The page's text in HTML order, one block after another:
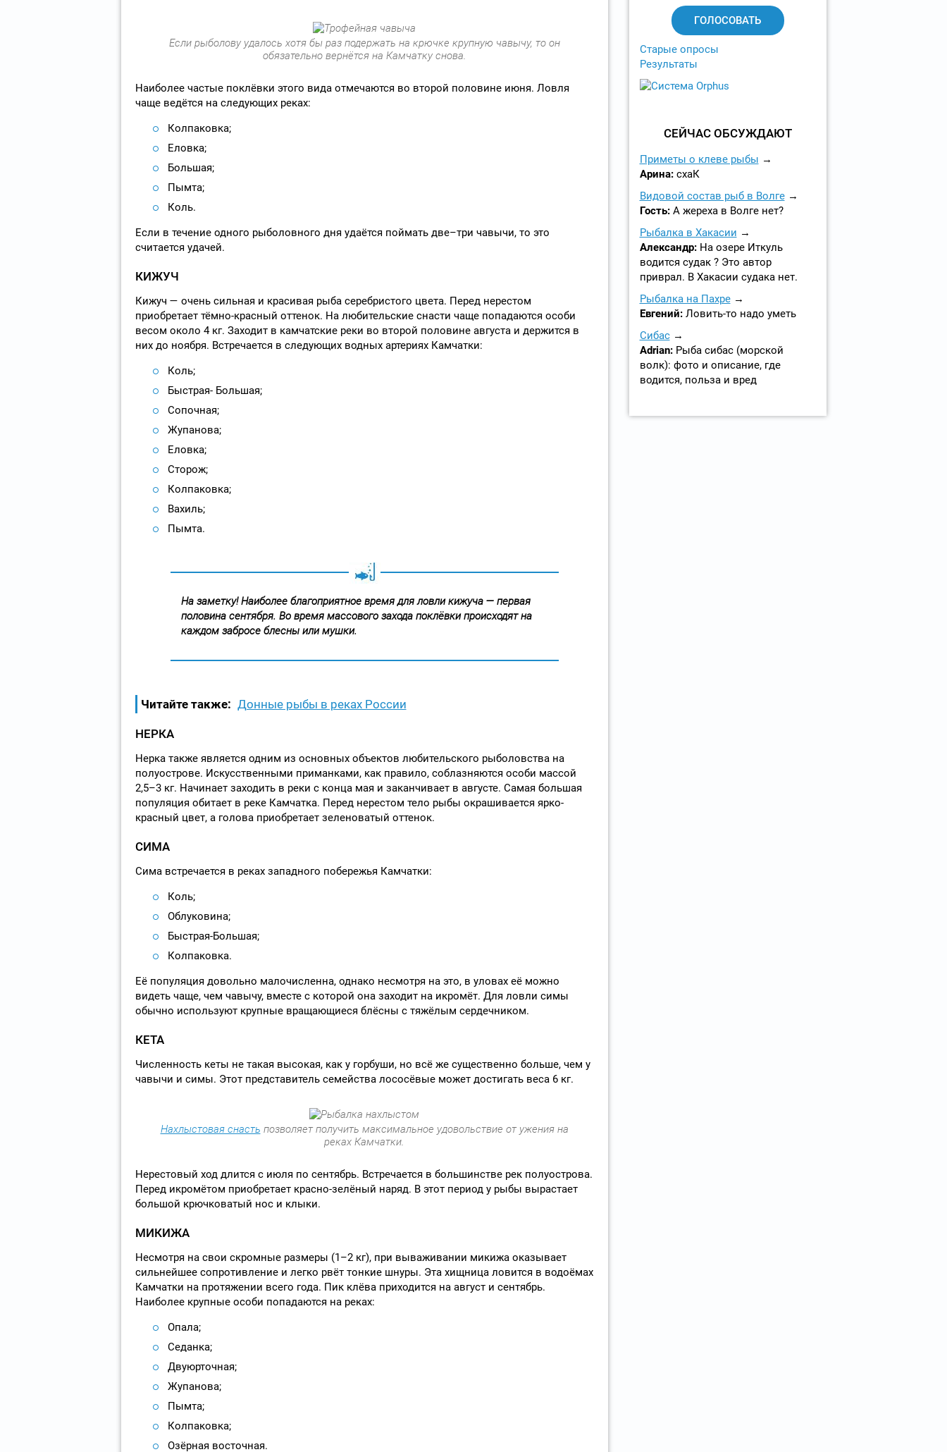
Если рыболову удалось хотя бы раз подержать на крючке крупную чавычу, то он
обязательно вернётся на Камчатку снова.
Наиболее частые поклёвки этого вида отмечаются во второй половине июня. Ловля
чаще ведётся на следующих реках:
Колпаковка;
Еловка;
Большая;
Пымта;
Коль.
Если в течение одного рыболовного дня удаётся поймать две–три чавычи, то это
считается удачей.
КИЖУЧ
Кижуч — очень сильная и красивая рыба серебристого цвета. Перед нерестом
приобретает тёмно-красный оттенок. На любительские снасти чаще попадаются особи
весом около 4 кг. Заходит в камчатские реки во второй половине августа и держится в
них до ноября. Встречается в следующих водных артериях Камчатки:
Коль;
Быстрая- Большая;
Сопочная;
Жупанова;
Еловка;
Сторож;
Колпаковка;
Вахиль;
Пымта.
На заметку! Наиболее благоприятное время для ловли кижуча — первая
половина сентября. Во время массового захода поклёвки происходят на
каждом забросе блесны или мушки.
Читайте также: Донные рыбы в реках России
НЕРКА
Нерка также является одним из основных объектов любительского рыболовства на
полуострове. Искусственными приманками, как правило, соблазняются особи массой
2,5–3 кг. Начинает заходить в реки с конца мая и заканчивает в августе. Самая большая
популяция обитает в реке Камчатка. Перед нерестом тело рыбы окрашивается ярко-
красный цвет, а голова приобретает зеленоватый оттенок.
СИМА
Сима встречается в реках западного побережья Камчатки:
Коль;
Облуковина;
Быстрая-Большая;
Колпаковка.
Её популяция довольно малочисленна, однако несмотря на это, в уловах её можно
видеть чаще, чем чавычу, вместе с которой она заходит на икромёт. Для ловли симы
обычно используют крупные вращающиеся блёсны с тяжёлым сердечником.
КЕТА
Численность кеты не такая высокая, как у горбуши, но всё же существенно больше, чем у
чавычи и симы. Этот представитель семейства лососёвые может достигать веса 6 кг.
Нахлыстовая снасть позволяет получить максимальное удовольствие от ужения на
реках Камчатки.
Нерестовый ход длится с июля по сентябрь. Встречается в большинстве рек полуострова.
Перед икромётом приобретает красно-зелёный наряд. В этот период у рыбы вырастает
большой крючковатый нос и клыки.
МИКИЖА
Несмотря на свои скромные размеры (1–2 кг), при вываживании микижа оказывает
сильнейшее сопротивление и легко рвёт тонкие шнуры. Эта хищница ловится в водоёмах
Камчатки на протяжении всего года. Пик клёва приходится на август и сентябрь.
Наиболее крупные особи попадаются на реках:
Опала;
Седанка;
Двуюрточная;
Жупанова;
Пымта;
Колпаковка;
Озёрная восточная.
Старые опросы
Результаты
СЕЙЧАС ОБСУЖДАЮТ
Приметы о клеве рыбы
Арина: схаК
Видовой состав рыб в Волге
Гость: А жереха в Волге нет?
Рыбалка в Хакасии
Александр: На озере Иткуль
водится судак ? Это автор
приврал. В Хакасии судака нет.
Рыбалка на Пахре
Евгений: Ловить-то надо уметь
Сибас
Adrian: Рыба сибас (морской
волк): фото и описание, где
водится, польза и вред